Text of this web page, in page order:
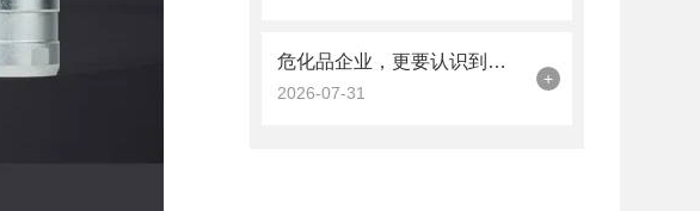
危化品企业，更要认识到工业气体报警器的重要性
2026-07-31
+